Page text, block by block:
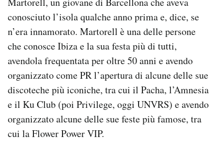
conosciuto l’isola qualche anno prima e, dice, se
n’era innamorato. Martorell è una delle persone
che conosce Ibiza e la sua festa più di tutti,
avendola frequentata per oltre 50 anni e avendo
organizzato come PR l’apertura di alcune delle sue
discoteche più iconiche, tra cui il Pacha, l’Amnesia
e il Ku Club (poi Privilege, oggi UNVRS) e avendo
organizzato alcune delle sue feste più famose, tra
cui la Flower Power VIP.